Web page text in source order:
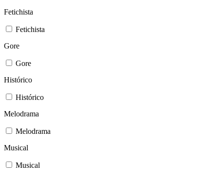
Fetichista
Fetichista
Gore
Gore
Histórico
Histórico
Melodrama
Melodrama
Musical
Musical